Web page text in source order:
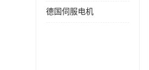
德国伺服电机